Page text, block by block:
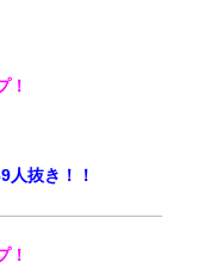
！
人抜き！！
！